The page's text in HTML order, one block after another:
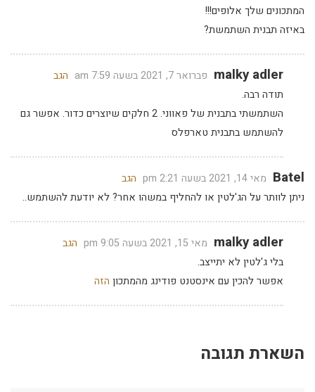
המתכונים שלך אלופים!!!
באיזה תבנית השתמשת?
malky adler פברואר 7, 2021 בשעה 7:59 am
הגב
תודה רבה.
השתמשתי בתבנית של פאווני. 2 חלקים שיוצרים כדור. אפשר גם
להשתמש בתבנית טארפלס
Batel מאי 14, 2021 בשעה 2:21 pm
הגב
ניתן לוותר על הג'לטין או להחליף במשהו אחר? לא יודעת להשתמש..
malky adler מאי 15, 2021 בשעה 9:05 pm
הגב
בלי ג'לטין לא יתייצב.
אפשר להכין עם אינסטנט פודינג מהמתכון הזה
השארת תגובה